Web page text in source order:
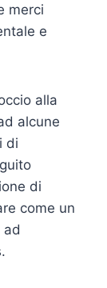
merci
e
alla
alcune
di
di
come un
ad